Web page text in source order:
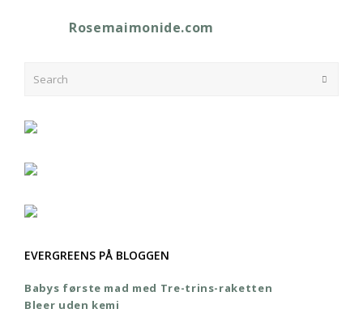
Rosemaimonide.com
EVERGREENS PÅ BLOGGEN
Babys første mad med Tre-trins-raketten
Bleer uden kemi